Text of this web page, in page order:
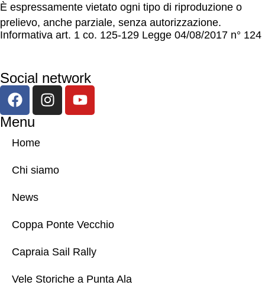
È espressamente vietato ogni tipo di riproduzione o
prelievo, anche parziale, senza autorizzazione.
Informativa art. 1 co. 125-129 Legge 04/08/2017 n° 124
Social network
Menu
Home
Chi siamo
News
Coppa Ponte Vecchio
Capraia Sail Rally
Vele Storiche a Punta Ala